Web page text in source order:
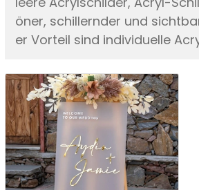
öner, schillernder und
er Vorteil sind individuelle